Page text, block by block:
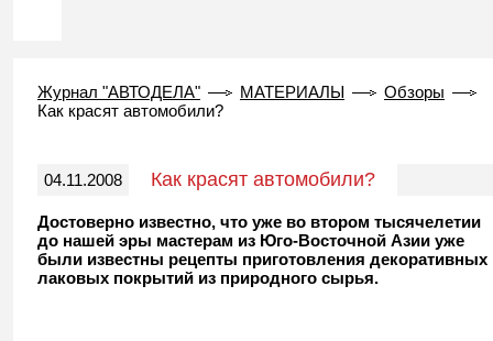
Журнал "АВТОДЕЛА" МАТЕРИАЛЫ
Обзоры
Как красят автомобили?
04.11.2008 Как красят автомобили?
Достоверно известно, что уже во втором тысячелетии
до нашей эры мастерам из Юго-Восточной Азии уже
были известны рецепты приготовления декоративных
лаковых покрытий из природного сырья.